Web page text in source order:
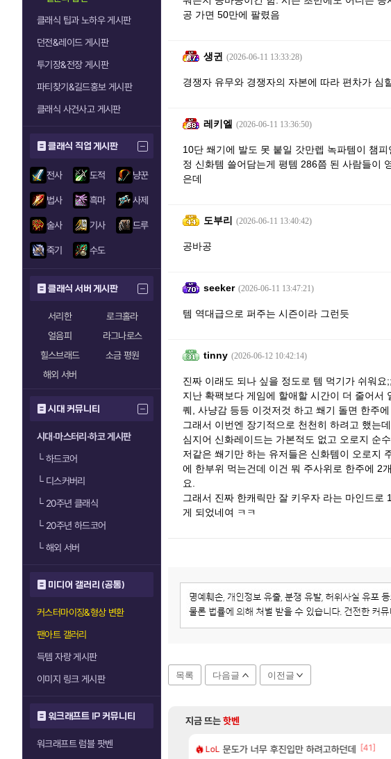
클래식 팁과 노하우 게시판
던전&레이드 게시판
투기장&전장 게시판
파티찾기&길드홍보 게시판
클래식 사건사고 게시판
클래식 직업 게시판
전사 도적 냥꾼
법사 흑마 사제
술사 기사 드루
죽기 수도
클래식 서버 게시판
서리한
로크홀라
얼음피
라그나로스
힐스브래드
소금 평원
해외 서버
시대 커뮤니티
시대·마스터리·하코 게시판
└하드코어
└디스커버리
└20주년 클래식
└20주년 하드코어
└해외 서버
미디어 갤러리 (공통)
커스터마이징&형상 변환
팬아트 갤러리
득템 자랑 게시판
이미지 링크 게시판
워크래프트 IP 커뮤니티
워크래프트 럼블 팟벤
공 가면 50만에 팔렸음
생귄 (2026-06-11 13:33:28)
경쟁자 유무와 경쟁자의 자본에 따라 편차가 심
레키엘 (2026-06-11 13:36:50)
10단 쐐기에 발도 못 붙일 갓만렙 녹파템이 챔
정 신화템 쓸어담는게 평템 286쯤 된 사람들이
은데
도부리 (2026-06-11 13:40:42)
공바공
seeker (2026-06-11 13:47:21)
템 역대급으로 퍼주는 시즌이라 그런듯
tinny (2026-06-12 10:42:14)
진짜 이래도 되나 싶을 정도로 템 먹기가 쉬워요;;
지난 확팩보다 게임에 할애할 시간이 더 줄어서
퀘, 사냥감 등등 이것저것 하고 쐐기 돌면 한주에
그래서 이번엔 장기적으로 천천히 하려고 했는
심지어 신화레이드는 가본적도 없고 오로지 순
저같은 쐐기만 하는 유저들은 신화템이 오로지
에 한부위 먹는건데 이건 뭐 주사위로 한주에 2
요.
그래서 진짜 한캐릭만 잘 키우자 라는 마인드로
게 되었네여 ㅋㅋ
목록 다음글 이전글
지금 뜨는핫벤
다 현타오네 [89] LoL 문도가 너무 후진입만 하려고하던데 [41]
구라 개발사 신작 [시노비 넥서스] 연내 출시 예정
PV 비스트 오브 리인카네이션 오픈 트레일러